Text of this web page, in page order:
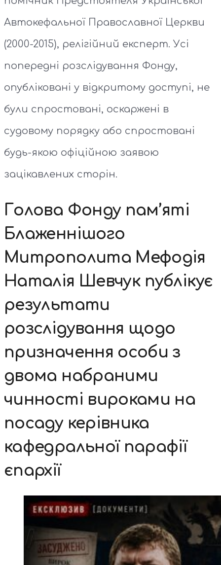
Автокефальної Православної Церкви
(2000-2015), релігійний експерт. Усі
попередні розслідування Фонду,
опубліковані у відкритому доступі, не
були спростовані, оскаржені в
судовому порядку або спростовані
будь-якою офіційною заявою
зацікавлених сторін.
Голова Фонду пам’яті
Блаженнішого
Митрополита Мефодія
Наталія Шевчук публікує
результати
розслідування щодо
призначення особи з
двома набраними
чинності вироками на
посаду керівника
кафедральної парафії
єпархії